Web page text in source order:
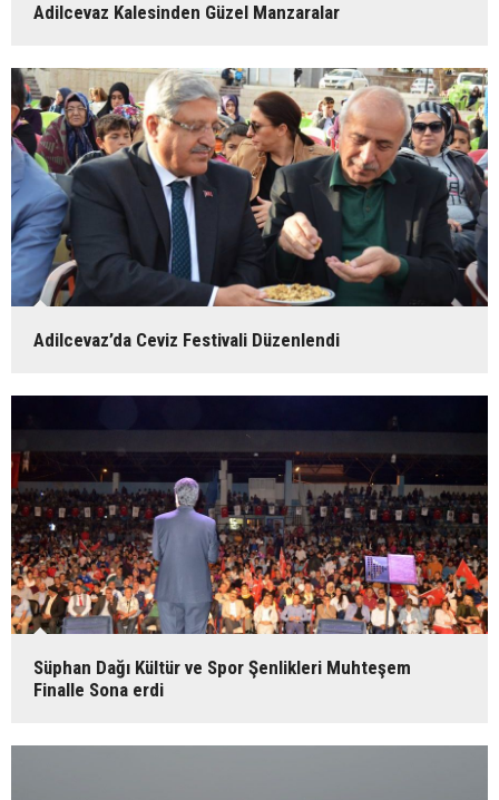
Adilcevaz Kalesinden Güzel Manzaralar
Adilcevaz’da Ceviz Festivali Düzenlendi
Süphan Dağı Kültür ve Spor Şenlikleri Muhteşem
Finalle Sona erdi